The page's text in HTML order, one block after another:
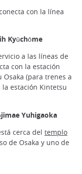
con la línea
Kyūchōme
a las líneas de
con la estación
(para trenes a
estación Kintetsu
Yuhigaoka
cerca del templo
de Osaka y uno de